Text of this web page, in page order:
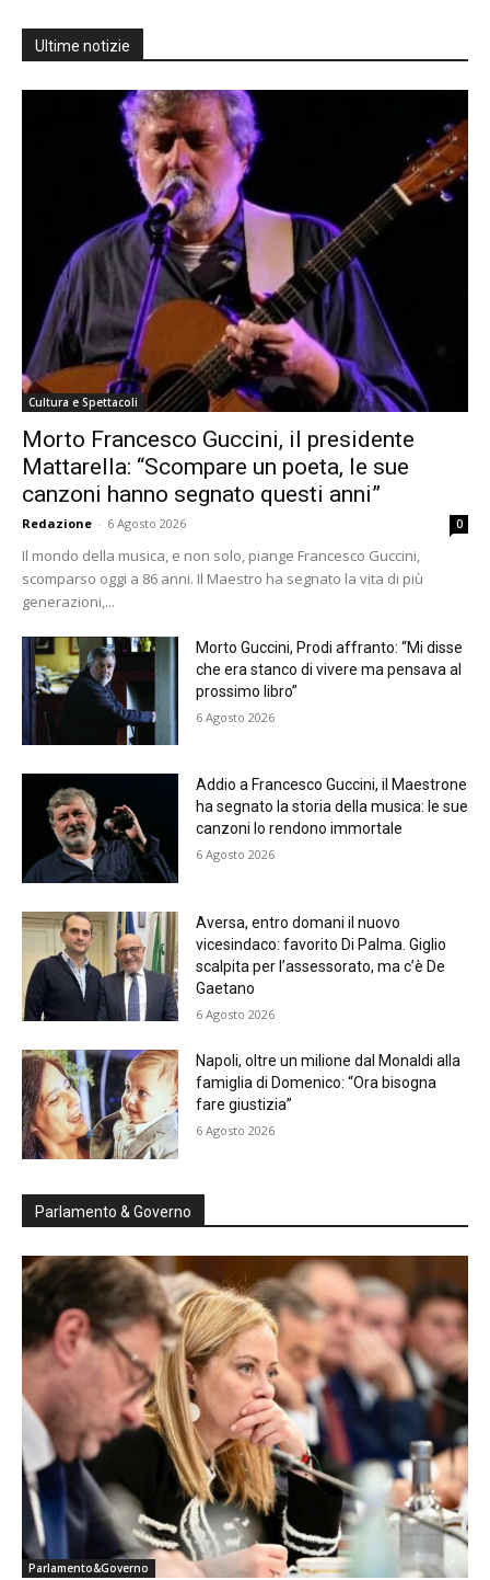
Ultime notizie
Cultura e Spettacoli
Morto Francesco Guccini, il presidente
Mattarella: “Scompare un poeta, le sue
canzoni hanno segnato questi anni”
Redazione - 6 Agosto 2026 0
Il mondo della musica, e non solo, piange Francesco Guccini,
scomparso oggi a 86 anni. Il Maestro ha segnato la vita di più
generazioni,...
Morto Guccini, Prodi affranto: “Mi disse
che era stanco di vivere ma pensava al
prossimo libro”
6 Agosto 2026
Addio a Francesco Guccini, il Maestrone
ha segnato la storia della musica: le sue
canzoni lo rendono immortale
6 Agosto 2026
Aversa, entro domani il nuovo
vicesindaco: favorito Di Palma. Giglio
scalpita per l’assessorato, ma c’è De
Gaetano
6 Agosto 2026
Napoli, oltre un milione dal Monaldi alla
famiglia di Domenico: “Ora bisogna
fare giustizia”
6 Agosto 2026
Parlamento & Governo
Parlamento&Governo